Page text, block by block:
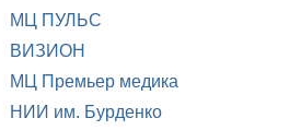
МЦ ПУЛЬС
ВИЗИОН
МЦ Премьер медика
НИИ им. Бурденко